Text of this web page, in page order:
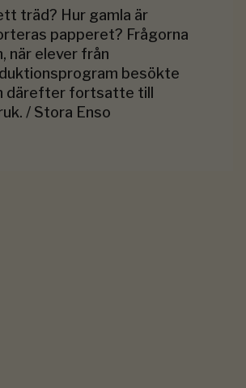
träd? Hur gamla är
papperet? Frågorna
när elever från
besökte
därefter fortsatte till
/ Stora Enso